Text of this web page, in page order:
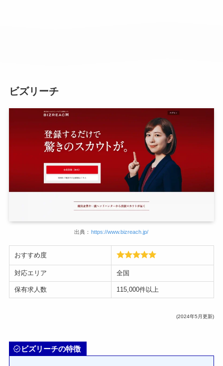
ビズリーチ
出典： https://www.bizreach.jp/
おすすめ度
対応エリア 全国
保有求人数 115,000件以上
(2024年5月更新)
ビズリーチの特徴